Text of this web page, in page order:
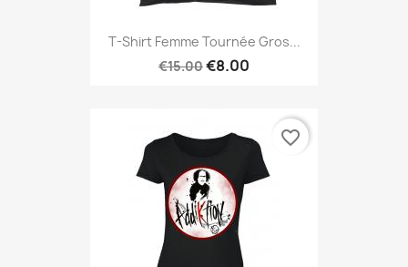
T-Shirt Femme Tournée Gros...
€15.00€8.00
favorite_border